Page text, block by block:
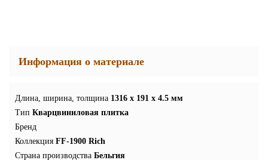
Информация о материале
Длина, ширина, толщина 1316 x 191 x 4.5 мм
Тип Кварцвиниловая плитка
Бренд
Коллекция FF-1900 Rich
Страна производства Бельгия